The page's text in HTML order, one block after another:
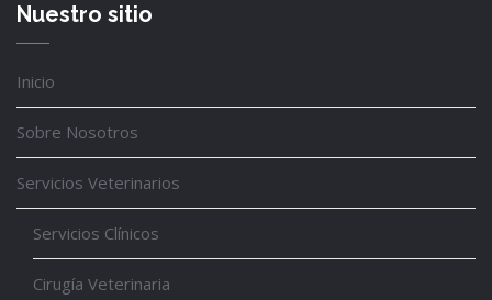
Nuestro sitio
Inicio
Sobre Nosotros
Servicios Veterinarios
Servicios Clínicos
Cirugía Veterinaria